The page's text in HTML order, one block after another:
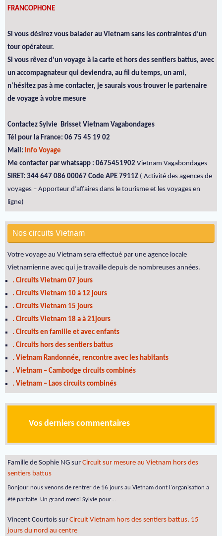
FRANCOPHONE
Si vous désirez vous balader au Vietnam sans les contraintes d’un
tour opérateur.
Si vous rêvez d’un voyage à la carte et hors des sentiers battus, avec
un accompagnateur qui deviendra, au fil du temps, un ami,
n'hésitez pas à me contacter, je saurais vous trouver le partenaire
de voyage à votre mesure
Contactez Sylvie Brisset Vietnam Vagabondages
Tél pour la France: 06 75 45 19 02
Mail: Info Voyage
Me contacter par whatsapp : 0675451902 Vietnam Vagabondages
SIRET: 344 647 086 00067 Code APE 7911Z ( Activité des agences de
voyages – Apporteur d’affaires dans le tourisme et les voyages en
ligne)
Nos circuits Vietnam
Votre voyage au Vietnam sera effectué par une agence locale
Vietnamienne avec qui je travaille depuis de nombreuses années.
. Circuits Vietnam 07 jours
. Circuits Vietnam 10 à 12 jours
. Circuits Vietnam 15 jours
. Circuits Vietnam 18 a à 21jours
. Circuits en famille et avec enfants
. Circuits hors des sentiers battus
. Vietnam Randonnée, rencontre avec les habitants
. Vietnam – Cambodge circuits combinés
. Vietnam – Laos circuits combinés
Vos derniers commentaires
Famille de Sophie NG sur Circuit sur mesure au Vietnam hors des
sentiers battus
Bonjour nous venons de rentrer de 16 jours au Vietnam dont l'organisation a
été parfaite. Un grand merci Sylvie pour…
Vincent Courtois sur Circuit Vietnam hors des sentiers battus, 15
jours du nord au centre